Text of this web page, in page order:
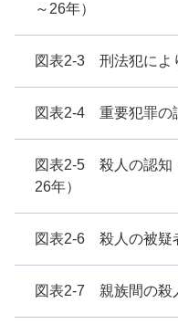
～26年）
図表2-3 刑法犯によ
図表2-4 重要犯罪の
図表2-5 殺人の認知
26年）
図表2-6 殺人の被疑
図表2-7 親族間の殺